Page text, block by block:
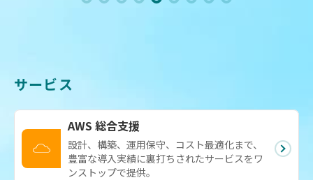
サービス
AWS 総合支援
設計、構築、運用保守、コスト最適化まで、
豊富な導入実績に裏打ちされたサービスをワ
ンストップで提供。